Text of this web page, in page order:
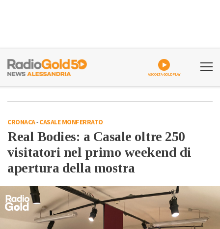
ASCOLTA GOLDPLAY
CRONACA-CASALE MONFERRATO
Real Bodies: a Casale oltre 250
visitatori nel primo weekend di
apertura della mostra